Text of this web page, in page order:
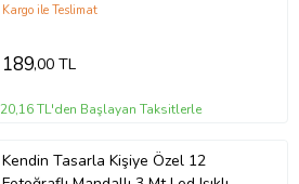
Kargo ile Teslimat
189,00 TL
20,16 TL'den Başlayan Taksitlerle
Kendin Tasarla Kişiye Özel 12